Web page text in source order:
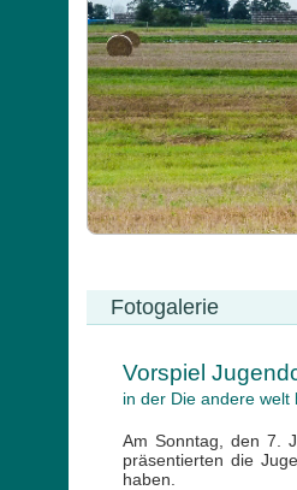
Fotogalerie
Vorspiel
in der Die andere welt
Am Sonntag, den 7.
präsentierten die
haben.